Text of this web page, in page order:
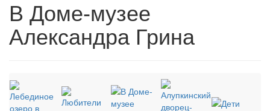
В Доме-музее
Александра Грина